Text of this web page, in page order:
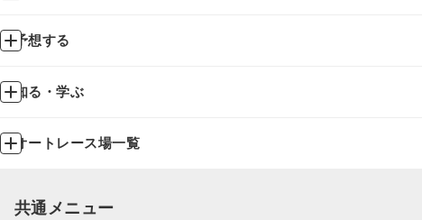
予想する
知る・学ぶ
オートレース場一覧
共通メニュー